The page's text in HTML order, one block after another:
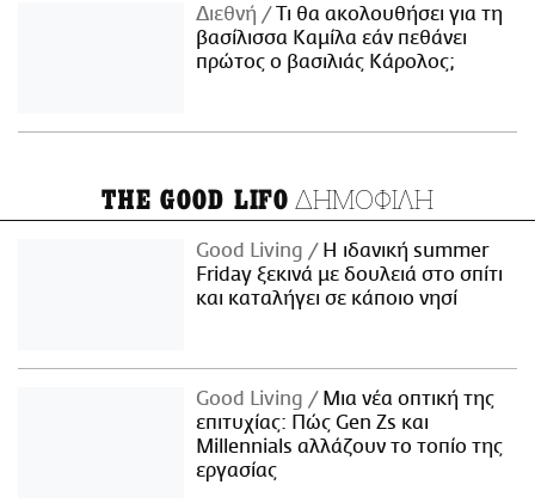
Διεθνή
Τι θα ακολουθήσει για τη
βασίλισσα Καμίλα εάν πεθάνει
πρώτος ο βασιλιάς Κάρολος;
THE GOOD LIFO ΔΗΜΟΦΙΛΗ
Good Living
Η ιδανική summer
Friday ξεκινά με δουλειά στο σπίτι
και καταλήγει σε κάποιο νησί
Good Living
Μια νέα οπτική της
επιτυχίας: Πώς Gen Zs και
Millennials αλλάζουν το τοπίο της
εργασίας